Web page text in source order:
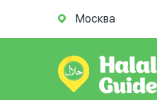
Москва